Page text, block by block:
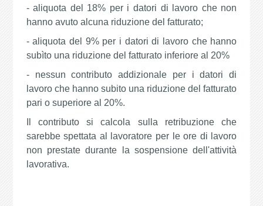
- aliquota del 18% per i datori di lavoro che non
hanno avuto alcuna riduzione del fatturato;
- aliquota del 9% per i datori di lavoro che hanno
subìto una riduzione del fatturato inferiore al 20%
- nessun contributo addizionale per i datori di
lavoro che hanno subito una riduzione del fatturato
pari o superiore al 20%.
Il contributo si calcola sulla retribuzione che
sarebbe spettata al lavoratore per le ore di lavoro
non prestate durante la sospensione dell'attività
lavorativa.